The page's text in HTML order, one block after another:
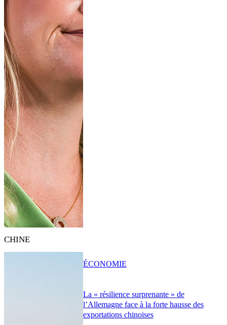
CHINE
La « résilience surprenante » de
l’Allemagne face à la forte hausse des
exportations chinoises
ÉCONOMIE